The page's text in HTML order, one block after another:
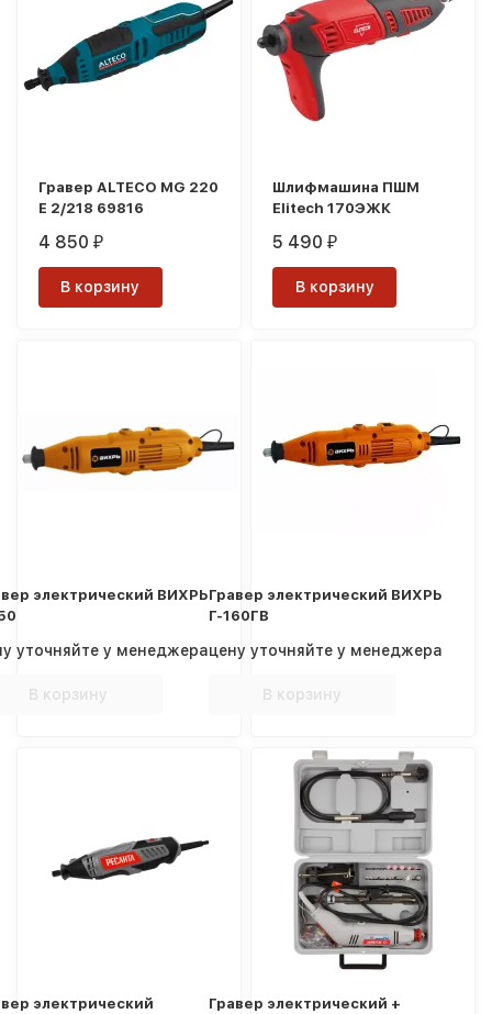
Гравер ALTECO MG 220
E 2/218 69816
4 850₽
В корзину
Шлифмашина ПШМ
Elitech 170ЭЖК
5 490₽
В корзину
электрический ВИХРЬ
уточняйте у менеджера
В корзину
Гравер электрический ВИХРЬ
Г-160ГВ
цену уточняйте у менеджера
В корзину
электрический
Гравер электрический +